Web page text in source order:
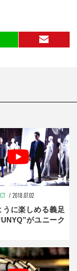
2018.07.02
うに楽しめる義足
がユニーク